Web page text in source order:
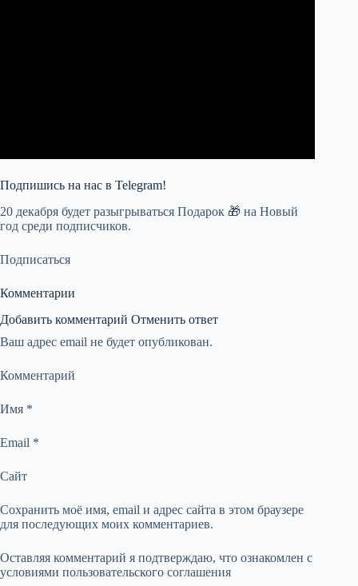
Подпишись на наc в Telegram!
20 декабря будет разыгрываться Подарок 🎁 на Новый
год среди подписчиков.
Подписаться
Комментарии
Добавить комментарий Отменить ответ
Ваш адрес email не будет опубликован.
Комментарий
Имя *
Email *
Сайт
Сохранить моё имя, email и адрес сайта в этом браузере
для последующих моих комментариев.
Оставляя комментарий я подтверждаю, что ознакомлен с
условиями пользовательского соглашения